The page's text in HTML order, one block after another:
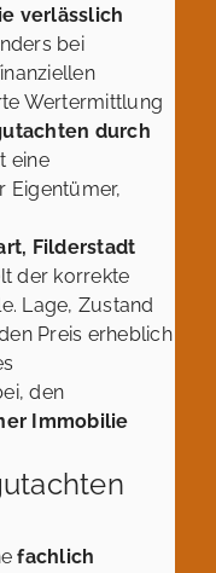
verlässlich
bei
Wertermittlung
durch
eine
Eigentümer,
Filderstadt
der korrekte
Lage, Zustand
Preis erheblich
den
Immobilie
fachlich